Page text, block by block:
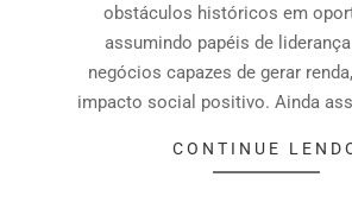
obstáculos históricos em
assumindo papéis de
negócios capazes de gerar
impacto social positivo. Ainda
CONTINUE